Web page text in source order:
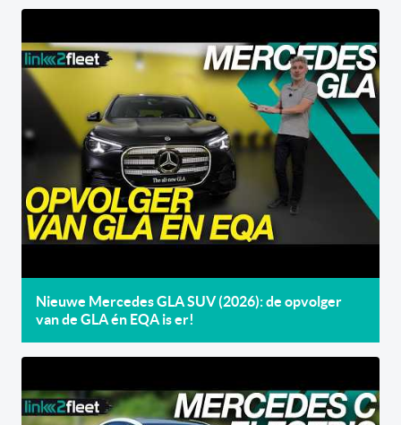
Nieuwe Mercedes GLA SUV (2026): de opvolger
van de GLA én EQA is er!